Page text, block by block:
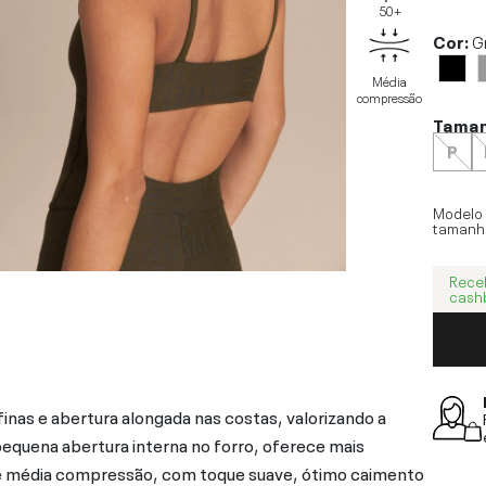
50+
Média
compressão
e abertura alongada nas costas, valorizando a
abertura interna no forro, oferece mais
compressão, com toque suave, ótimo caimento
Cor:
P